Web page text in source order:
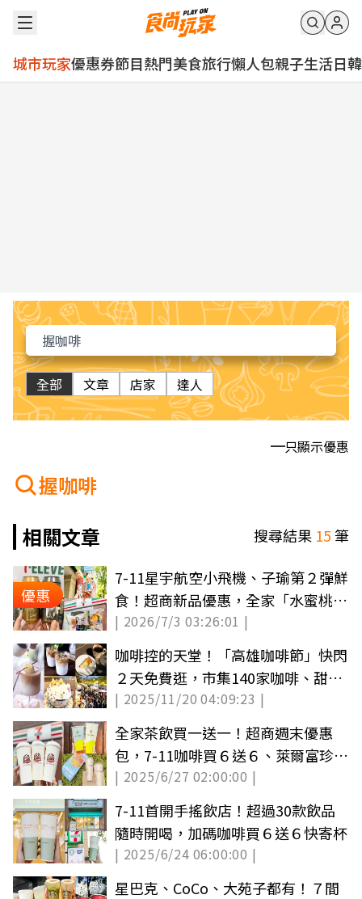
城市玩家優惠券節目熱門美食旅行懶人包親子生活日韓
全部 文章 店家 達人
只顯示優惠
握咖啡
相關文章
搜尋結果 15筆
優惠
7-11星宇航空小飛機、子瑜第２彈鮮
食！超商新品優惠，全家「水蜜桃霜
淇淋」６元
| 2026/7/3 03:26:01 |
咖啡控的天堂！「高雄咖啡節」快閃
２天免費逛，市集140家咖啡、甜點
大集合
| 2025/11/20 04:09:23 |
全家茶飲買一送一！超商週末優惠
包，7-11咖啡買６送６、萊爾富珍奶
買一送一
| 2025/6/27 02:00:00 |
7-11首開手搖飲店！超過30款飲品
隨時開喝，加碼咖啡買６送６快寄杯
| 2025/6/24 06:00:00 |
星巴克、CoCo、大苑子都有！７間